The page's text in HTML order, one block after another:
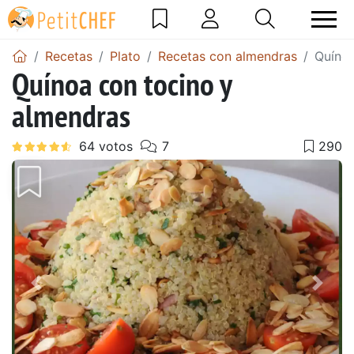
Recetas Plato Recetas con almendras
Quínoa con tocino y
almendras
Anterior